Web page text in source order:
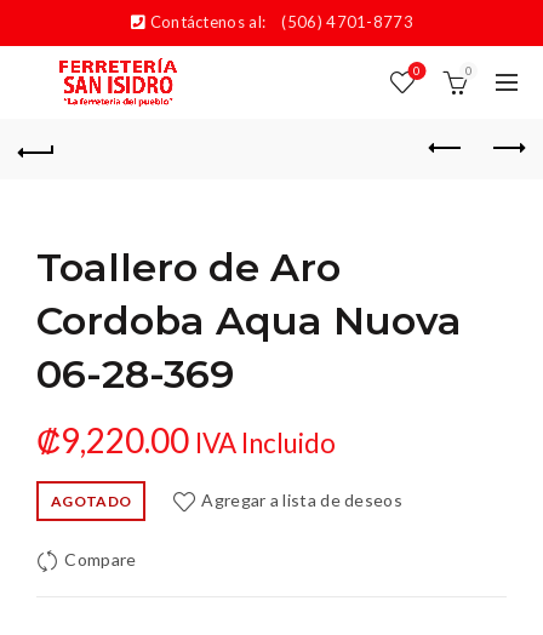
Contáctenos al: (506) 4701-8773
0 0
Toallero de Aro
Cordoba Aqua Nuova
06-28-369
₡9,220.00 IVA Incluido
AGOTADO Agregar a lista de deseos
Compare